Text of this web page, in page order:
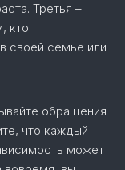
Третья –
кто
своей семье или
обращения
что каждый
может